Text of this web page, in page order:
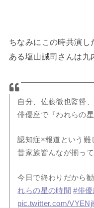
ちなみにこの時共演
ある塩山誠司さんは九
自分、佐藤徹也監督
俳優座で『われらの
認知症×報道という難
昔家族皆んなが揃っ
今日で終わりだから
れらの星の時間 #俳優
pic.twitter.com/